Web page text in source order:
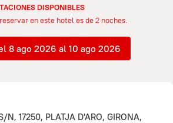
DISPONIBLES
en este hotel es de 2 noches.
8 ago 2026 al 10 ago 2026
N, 17250, PLATJA D'ARO, GIRONA,